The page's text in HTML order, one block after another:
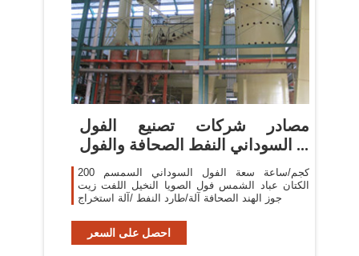
مصادر شركات تصنيع الفول
السوداني النفط الصحافة والفول ...
200 كجم/ساعة سعة الفول السوداني السمسم
الكتان عباد الشمس فول الصويا النخيل اللفت زيت
جوز الهند الصحافة آلة/طارد النفط /آلة استخراج
احصل على السعر